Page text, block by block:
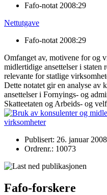
Fafo-notat 2008:29
Nettutgave
Fafo-notat 2008:29
Omfanget av, motivene for og
midlertidige ansettelser i staten
relevante for statlige
Dette notatet gir en analyse av
ansettelser i Fornyings- og
Skatteetaten og Arbeids- og
Publisert: 26. januar 2008
Ordrenr.: 10073
Fafo-forskere